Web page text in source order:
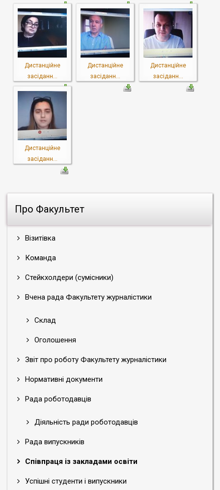
Про Факультет
Візитівка
Команда
Стейкхолдери (сумісники)
Вчена рада Факультету журналістики
Склад
Оголошення
Звіт про роботу Факультету журналістики
Нормативні документи
Рада роботодавців
Діяльність ради роботодавців
Рада випускників
Співпраця із закладами освіти
Успішні студенти і випускники
Дистанційне
засіданн...
Дистанційне
засіданн...
Дистанційне
засіданн...
Дистанційне
засіданн...